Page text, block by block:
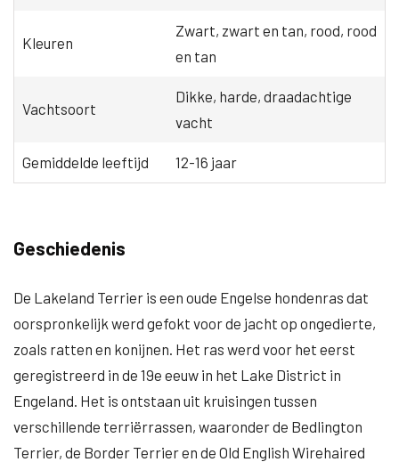
Kleuren
Zwart, zwart en tan, rood, rood
en tan
Vachtsoort
Dikke, harde, draadachtige
vacht
Gemiddelde leeftijd 12-16 jaar
Geschiedenis
De Lakeland Terrier is een oude Engelse hondenras dat
oorspronkelijk werd gefokt voor de jacht op ongedierte,
zoals ratten en konijnen. Het ras werd voor het eerst
geregistreerd in de 19e eeuw in het Lake District in
Engeland. Het is ontstaan uit kruisingen tussen
verschillende terriërrassen, waaronder de Bedlington
Terrier, de Border Terrier en de Old English Wirehaired